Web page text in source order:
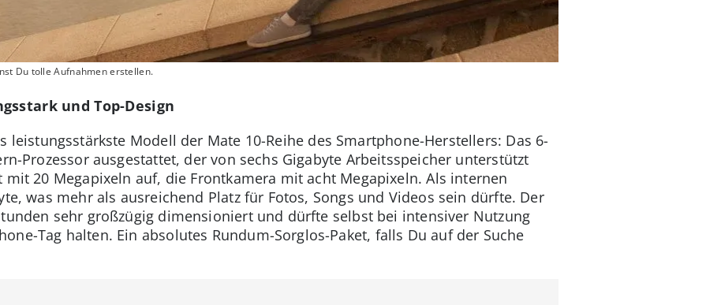
Du tolle Aufnahmen erstellen.
und Top-Design
leistungsstärkste Modell der Mate 10-Reihe des Smartphone-Herstellers: Das 6-
Prozessor ausgestattet, der von sechs Gigabyte Arbeitsspeicher unterstützt
20 Megapixeln auf, die Frontkamera mit acht Megapixeln. Als internen
was mehr als ausreichend Platz für Fotos, Songs und Videos sein dürfte. Der
sehr großzügig dimensioniert und dürfte selbst bei intensiver Nutzung
Tag halten. Ein absolutes Rundum-Sorglos-Paket, falls Du auf der Suche